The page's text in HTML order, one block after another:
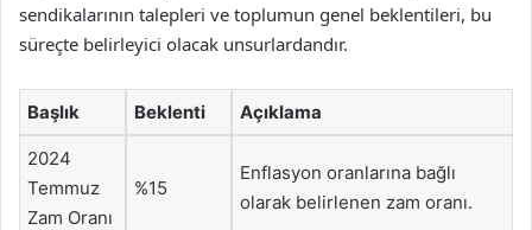
sendikalarının talepleri ve toplumun genel beklentileri, bu
süreçte belirleyici olacak unsurlardandır.
Başlık Beklenti Açıklama
2024
Temmuz
Zam Oranı
%15
Enflasyon oranlarına bağlı
olarak belirlenen zam oranı.